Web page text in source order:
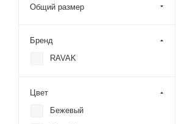
Общий размер
Бренд
RAVAK
Цвет
Бежевый